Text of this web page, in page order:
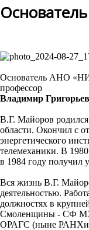
Основатель АНО
профессор
Владимир
В.Г. Майоров родился
области. Окончил с
энергетического
телемеханики. В
в 1984 году получил
Вся жизнь В.Г.
деятельностью.
должностях в
Смоленщины - СФ
ОРАГС (ныне